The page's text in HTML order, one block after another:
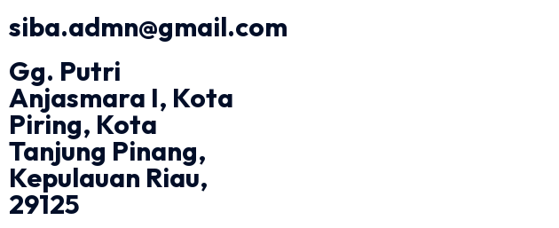
siba.admn@gmail.com
Gg. Putri
Anjasmara I, Kota
Piring, Kota
Tanjung Pinang,
Kepulauan Riau,
29125